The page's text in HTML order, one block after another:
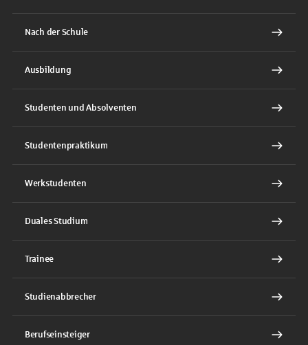
Nach der Schule
Ausbildung
Studenten und Absolventen
Studentenpraktikum
Werkstudenten
Duales Studium
Trainee
Studienabbrecher
Berufseinsteiger